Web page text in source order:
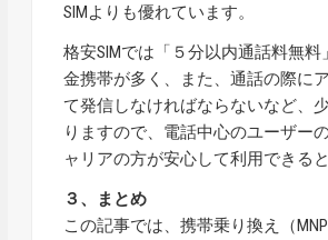
SIMよりも優れています。
格安SIMでは「５分以内通話料無
金携帯が多く、また、通話の際に
て発信しなければならないなど、
りますので、電話中心のユーザー
ャリアの方が安心して利用できる
３、まとめ
この記事では、携帯乗り換え（